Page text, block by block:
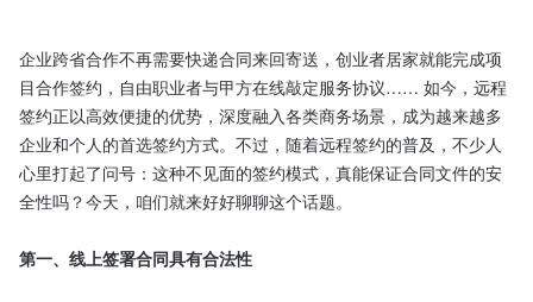
企业跨省合作不再需要快递合同来回寄送，创业者居家就能完成项
目合作签约，自由职业者与甲方在线敲定服务协议…… 如今，远程
签约正以高效便捷的优势，深度融入各类商务场景，成为越来越多
企业和个人的首选签约方式。不过，随着远程签约的普及，不少人
心里打起了问号：这种不见面的签约模式，真能保证合同文件的安
全性吗？今天，咱们就来好好聊聊这个话题。​
第一、线上签署合同具有合法性